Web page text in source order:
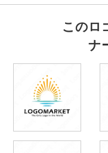
このロ
ナ